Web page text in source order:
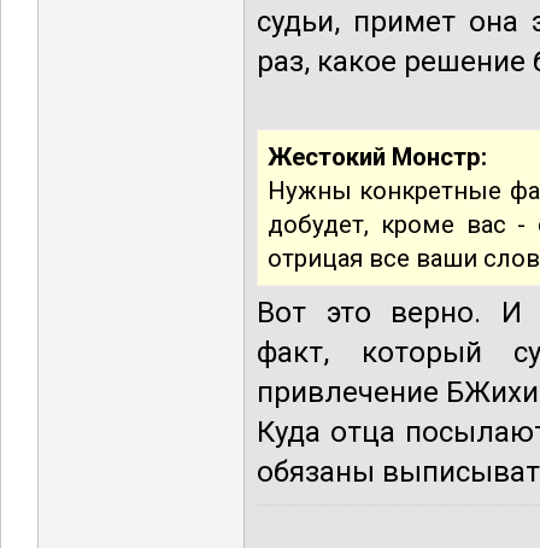
судьи, примет она
раз, какое
Жестокий Монстр:
Нужны конкретные
добудет, кроме вас -
отрицая все ваши
Вот это верно. И
факт, который
привлечение
Куда отца
обязаны